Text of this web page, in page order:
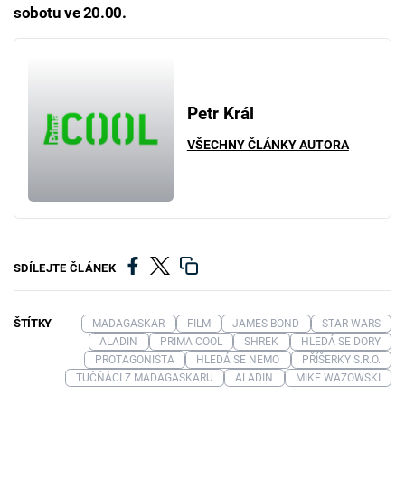
sobotu ve 20.00.
Petr Král
VŠECHNY ČLÁNKY AUTORA
SDÍLEJTE ČLÁNEK
ŠTÍTKY MADAGASKAR FILM JAMES BOND
STAR WARS
ALADIN
PRIMA COOL SHREK
HLEDÁ SE DORY
PROTAGONISTA
HLEDÁ SE NEMO
PŘÍŠERKY S.R.O.
TUČŇÁCI Z MADAGASKARU
ALADIN MIKE WAZOWSKI